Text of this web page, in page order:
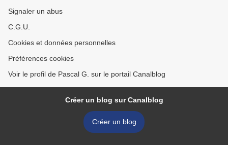
Signaler un abus
C.G.U.
Cookies et données personnelles
Préférences cookies
Voir le profil de Pascal G. sur le portail Canalblog
Créer un blog sur Canalblog
Créer un blog